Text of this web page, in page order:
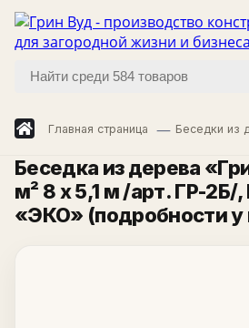
Главная страница Беседки из
Беседка из дерева
м² 8 х 5,1 м /арт. ГР-2Б/,
«ЭКО» (подробности